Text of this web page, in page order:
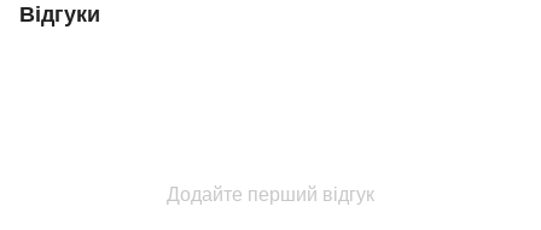
Відгуки
Додайте перший відгук